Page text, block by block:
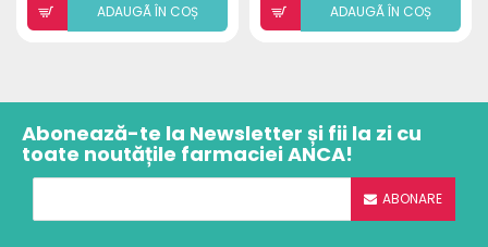
ADAUGÃ ÎN COȘ ADAUGÃ ÎN COȘ
Abonează-te la Newsletter și fii la zi cu
toate noutățile farmaciei ANCA!
ABONARE